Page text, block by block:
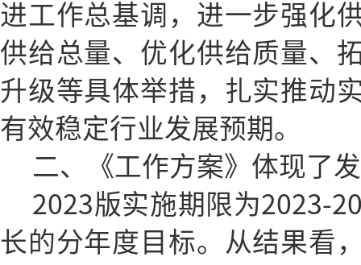
进工作总基调，进一步强化
供给总量、优化供给质量、
升级等具体举措，扎实推动
有效稳定行业发展预期。
二、《工作方案》体现了
2023版实施期限为2023-
长的分年度目标。从结果看